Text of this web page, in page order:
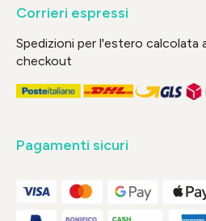
Corrieri espressi
Spedizioni per l'estero calcolata
checkout
Pagamenti sicuri